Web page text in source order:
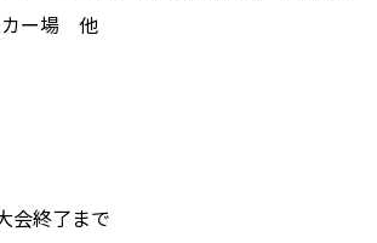
カー場 他
会終了まで